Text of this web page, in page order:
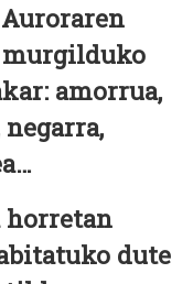
murgilduko
amorrua,
horretan
dute